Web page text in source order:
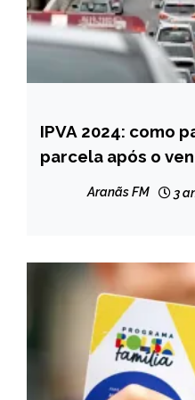
BRASIL
MINAS
IPVA 2024: como
parcela após o
Aranãs FM 3